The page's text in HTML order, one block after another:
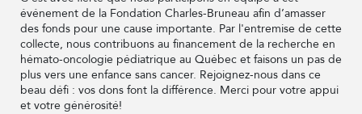
événement de la Fondation Charles-Bruneau afin d’amasser
des fonds pour une cause importante. Par l'entremise de cette
collecte, nous contribuons au financement de la recherche en
hémato-oncologie pédiatrique au Québec et faisons un pas de
plus vers une enfance sans cancer. Rejoignez-nous dans ce
beau défi : vos dons font la différence. Merci pour votre appui
et votre générosité!